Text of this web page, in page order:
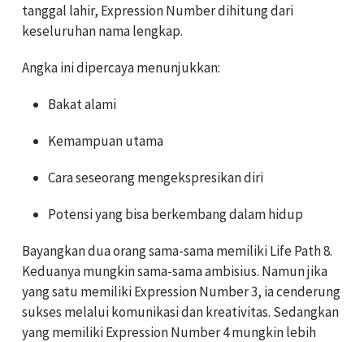
tanggal lahir, Expression Number dihitung dari
keseluruhan nama lengkap.
Angka ini dipercaya menunjukkan:
Bakat alami
Kemampuan utama
Cara seseorang mengekspresikan diri
Potensi yang bisa berkembang dalam hidup
Bayangkan dua orang sama-sama memiliki Life Path 8.
Keduanya mungkin sama-sama ambisius. Namun jika
yang satu memiliki Expression Number 3, ia cenderung
sukses melalui komunikasi dan kreativitas. Sedangkan
yang memiliki Expression Number 4 mungkin lebih